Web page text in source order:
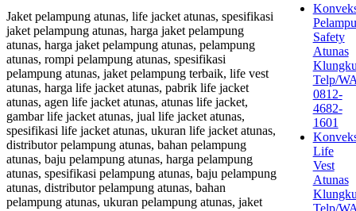
Jaket pelampung atunas, life jacket atunas, spesifikasi
jaket pelampung atunas, harga jaket pelampung
atunas, harga jaket pelampung atunas, pelampung
atunas, rompi pelampung atunas, spesifikasi
pelampung atunas, jaket pelampung terbaik, life vest
atunas, harga life jacket atunas, pabrik life jacket
atunas, agen life jacket atunas, atunas life jacket,
gambar life jacket atunas, jual life jacket atunas,
spesifikasi life jacket atunas, ukuran life jacket atunas,
distributor pelampung atunas, bahan pelampung
atunas, baju pelampung atunas, harga pelampung
atunas, spesifikasi pelampung atunas, baju pelampung
atunas, distributor pelampung atunas, bahan
pelampung atunas, ukuran pelampung atunas, jaket
Safety
Atunas
Telp/
0812-
4682-
1601
Life
Vest
Atunas
Telp/